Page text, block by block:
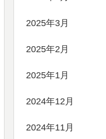
2025年3月
2025年2月
2025年1月
2024年12月
2024年11月